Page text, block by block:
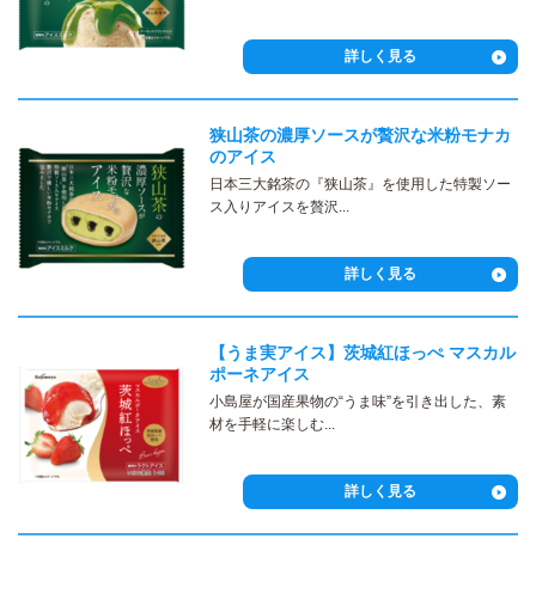
詳しく見る
狭山茶の濃厚ソースが贅沢な米粉モナカ
のアイス
日本三大銘茶の『狭山茶』を使用した特製ソー
ス入りアイスを贅沢...
詳しく見る
【うま実アイス】茨城紅ほっぺ マスカル
ポーネアイス
小島屋が国産果物の“うま味”を引き出した、素
材を⼿軽に楽しむ...
詳しく見る